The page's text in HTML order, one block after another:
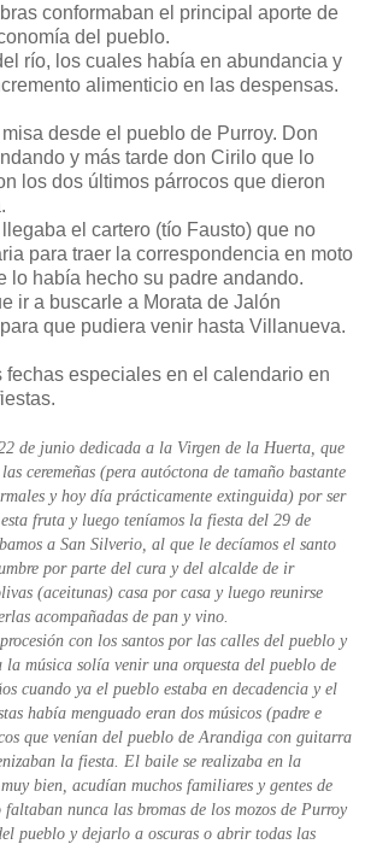
conformaban el principal aporte de
del pueblo.
río, los cuales había en abundancia y
alimenticio en las despensas.
desde el pueblo de Purroy. Don
y más tarde don Cirilo que lo
los dos últimos párrocos que dieron
el cartero (tío Fausto) que no
para traer la correspondencia en moto
lo había hecho su padre andando.
ir a buscarle a Morata de Jalón
que pudiera venir hasta Villanueva.
fechas especiales en el calendario en
de junio dedicada a la Virgen de la Huerta, que
ceremeñas (pera autóctona de tamaño bastante
y hoy día prácticamente extinguida) por ser
fruta y luego teníamos la fiesta del 29 de
a San Silverio, al que le decíamos el santo
por parte del cura y del alcalde de ir
(aceitunas) casa por casa y luego reunirse
acompañadas de pan y vino.
con los santos por las calles del pueblo y
música solía venir una orquesta del pueblo de
cuando ya el pueblo estaba en decadencia y el
había menguado eran dos músicos (padre e
que venían del pueblo de Arandiga con guitarra
la fiesta. El baile se realizaba en la
bien, acudían muchos familiares y gentes de
faltaban nunca las bromas de los mozos de Purroy
pueblo y dejarlo a oscuras o abrir todas las